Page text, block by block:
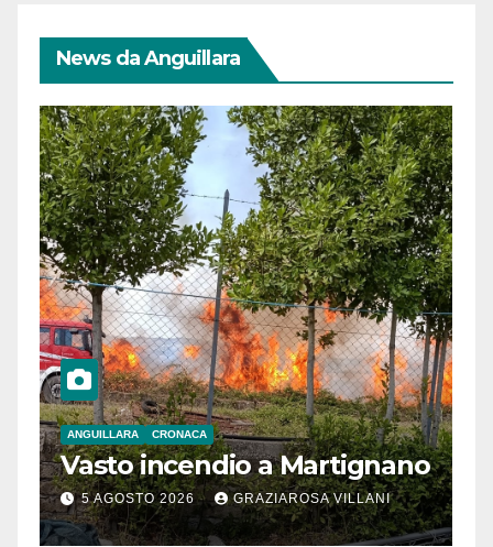
News da Anguillara
ANGUILLARA CRONACA
Vasto incendio a Martignano
5 AGOSTO 2026 GRAZIAROSA VILLANI